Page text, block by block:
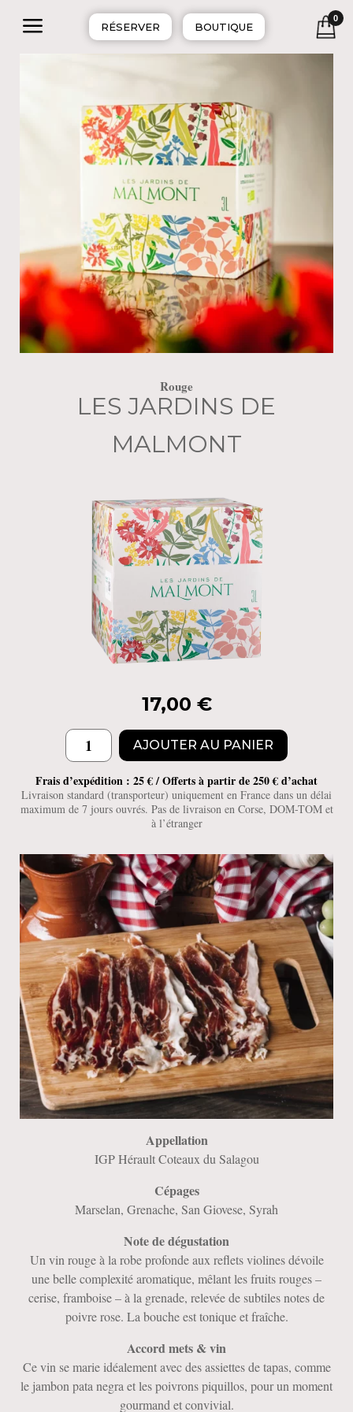
a RÉSERVER BOUTIQUE
0
Rouge
LES JARDINS DE
MALMONT
17,00 €
quantité
de
Les
jardins
le
rouge
300
AJOUTER AU PANIER
Frais d’expédition : 25 € / Offerts à partir de 250 € d’achat
Livraison standard (transporteur) uniquement en France dans un délai
maximum de 7 jours ouvrés. Pas de livraison en Corse, DOM-TOM et
à l’étranger
Appellation
IGP Hérault Coteaux du Salagou
Cépages
Marselan, Grenache, San Giovese, Syrah
Note de dégustation
Un vin rouge à la robe profonde aux reflets violines dévoile
une belle complexité aromatique, mêlant les fruits rouges –
cerise, framboise – à la grenade, relevée de subtiles notes de
poivre rose. La bouche est tonique et fraîche.
Accord mets & vin
Ce vin se marie idéalement avec des assiettes de tapas, comme
le jambon pata negra et les poivrons piquillos, pour un moment
gourmand et convivial.